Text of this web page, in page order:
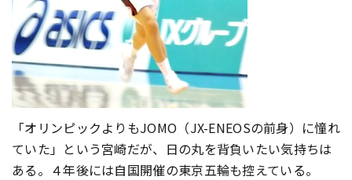
「オリンピックよりもJOMO（JX-ENEOSの前身）に憧れ
ていた」という宮崎だが、日の丸を背負いたい気持ちは
ある。４年後には自国開催の東京五輪も控えている。